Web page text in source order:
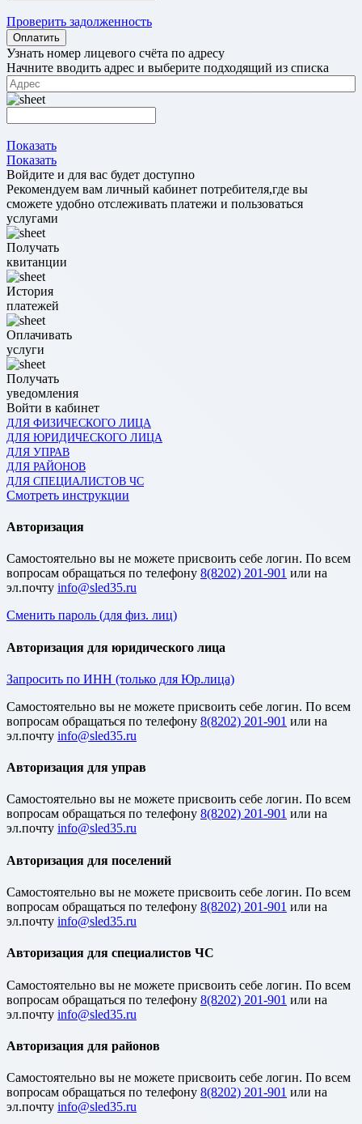
Проверить задолженность
Оплатить
Узнать номер лицевого счёта по адресу
Начните вводить адрес и выберите подходящий из списка
Показать
Показать
Войдите и для вас будет доступно
Рекомендуем вам личный кабинет потребителя,где вы
сможете удобно отслеживать платежи и пользоваться
услугами
Получать
квитанции
История
платежей
Оплачивать
услуги
Получать
уведомления
Войти в кабинет
ДЛЯ ФИЗИЧЕСКОГО ЛИЦА
ДЛЯ ЮРИДИЧЕСКОГО ЛИЦА
ДЛЯ УПРАВ
ДЛЯ РАЙОНОВ
ДЛЯ СПЕЦИАЛИСТОВ ЧС
Смотреть инструкции
Авторизация
Cамостоятельно вы не можете присвоить себе логин. По всем
вопросам обращаться по телефону 8(8202) 201-901 или на
эл.почту
Сменить пароль (для физ. лиц)
Авторизация для юридического лица
Запросить по ИНН (только для Юр.лица)
Cамостоятельно вы не можете присвоить себе логин. По всем
вопросам обращаться по телефону 8(8202) 201-901 или на
эл.почту
Авторизация для управ
Cамостоятельно вы не можете присвоить себе логин. По всем
вопросам обращаться по телефону 8(8202) 201-901 или на
эл.почту
Авторизация для поселений
Cамостоятельно вы не можете присвоить себе логин. По всем
вопросам обращаться по телефону 8(8202) 201-901 или на
эл.почту
Авторизация для специалистов ЧС
Cамостоятельно вы не можете присвоить себе логин. По всем
вопросам обращаться по телефону 8(8202) 201-901 или на
эл.почту
Авторизация для районов
Cамостоятельно вы не можете присвоить себе логин. По всем
вопросам обращаться по телефону 8(8202) 201-901 или на
эл.почту